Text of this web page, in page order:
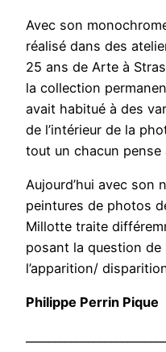
Avec son
réalisé dans des
25 ans de Arte à
la collection
avait habitué à des
de l’intérieur de la
tout un chacun pense
Aujourd’hui avec son
peintures de photos
Millotte traite
posant la question
l’apparition/
Philippe Perrin Pique